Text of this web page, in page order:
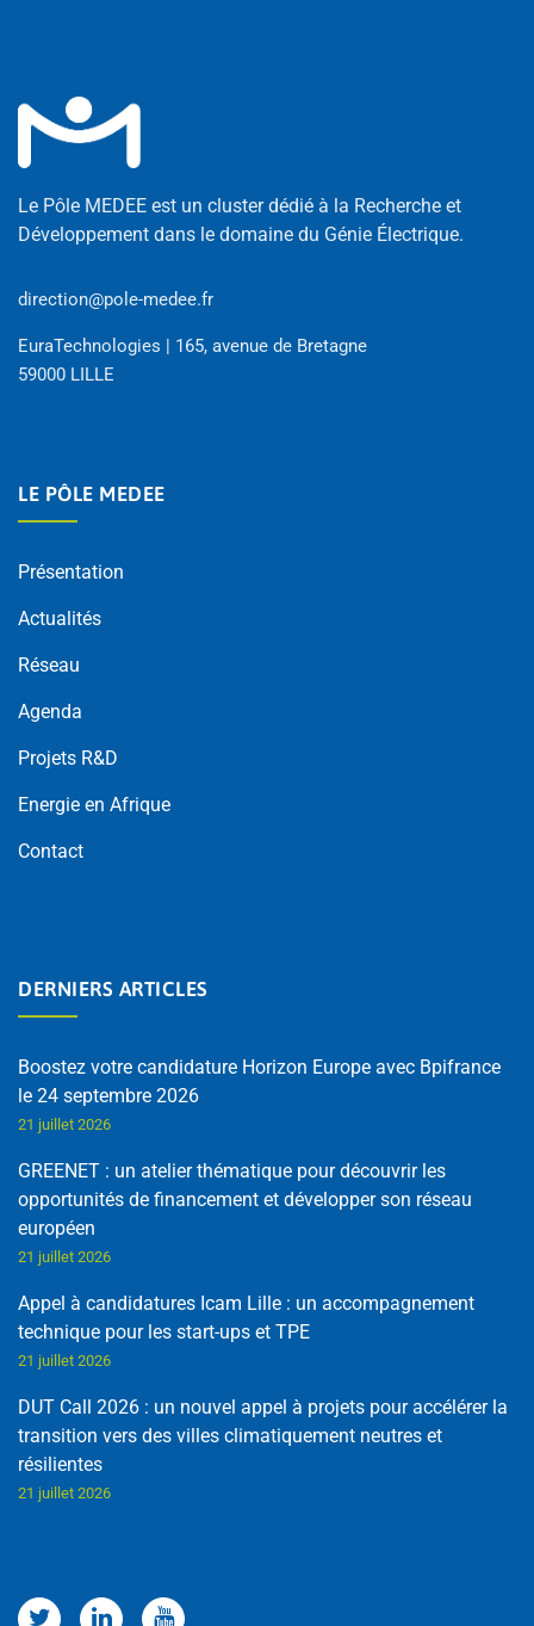
Le Pôle MEDEE est un cluster dédié à la Recherche et
Développement dans le domaine du Génie Électrique.
direction@pole-medee.fr
EuraTechnologies | 165, avenue de Bretagne
59000 LILLE
LE PÔLE MEDEE
Présentation
Actualités
Réseau
Agenda
Projets R&D
Energie en Afrique
Contact
DERNIERS ARTICLES
Boostez votre candidature Horizon Europe avec Bpifrance
le 24 septembre 2026
21 juillet 2026
GREENET : un atelier thématique pour découvrir les
opportunités de financement et développer son réseau
européen
21 juillet 2026
Appel à candidatures Icam Lille : un accompagnement
technique pour les start-ups et TPE
21 juillet 2026
DUT Call 2026 : un nouvel appel à projets pour accélérer la
transition vers des villes climatiquement neutres et
résilientes
21 juillet 2026